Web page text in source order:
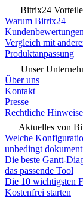
Bitrix24 Vorteile
Warum Bitrix24
Kundenbewertungen
Vergleich mit
Produktanpassung
Unser
Über uns
Kontakt
Presse
Rechtliche Hinweise
Aktuelles von
Welche
unbedingt
Die beste Gantt-
das passende Tool
Die 10 wichtigsten
Kostenfrei starten